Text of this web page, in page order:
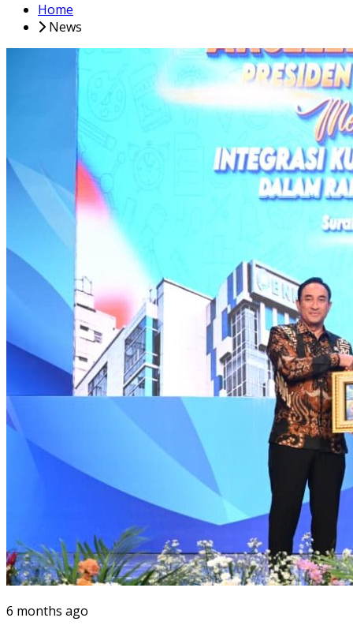
Home
News
6 months ago